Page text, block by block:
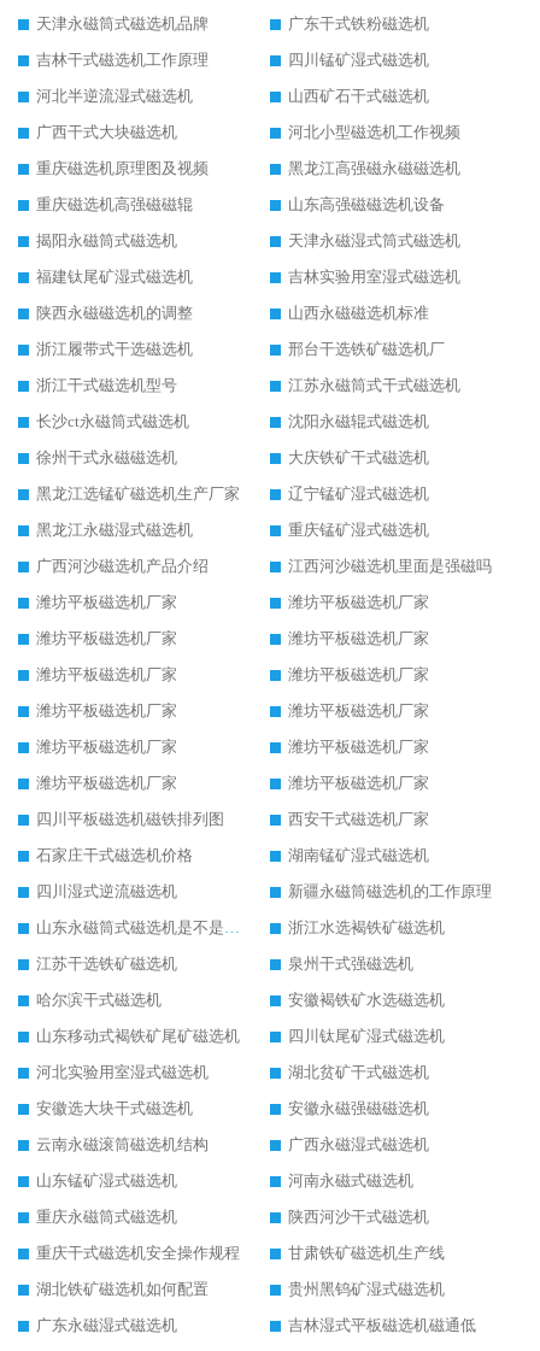
天津永磁筒式磁选机品牌
广东干式铁粉磁选机
吉林干式磁选机工作原理
四川锰矿湿式磁选机
河北半逆流湿式磁选机
山西矿石干式磁选机
广西干式大块磁选机
河北小型磁选机工作视频
重庆磁选机原理图及视频
黑龙江高强磁永磁磁选机
重庆磁选机高强磁磁辊
山东高强磁磁选机设备
揭阳永磁筒式磁选机
天津永磁湿式筒式磁选机
福建钛尾矿湿式磁选机
吉林实验用室湿式磁选机
陕西永磁磁选机的调整
山西永磁磁选机标准
浙江履带式干选磁选机
邢台干选铁矿磁选机厂
浙江干式磁选机型号
江苏永磁筒式干式磁选机
长沙ct永磁筒式磁选机
沈阳永磁辊式磁选机
徐州干式永磁磁选机
大庆铁矿干式磁选机
黑龙江选锰矿磁选机生产厂家
辽宁锰矿湿式磁选机
黑龙江永磁湿式磁选机
重庆锰矿湿式磁选机
广西河沙磁选机产品介绍
江西河沙磁选机里面是强磁吗
潍坊平板磁选机厂家
潍坊平板磁选机厂家
潍坊平板磁选机厂家
潍坊平板磁选机厂家
潍坊平板磁选机厂家
潍坊平板磁选机厂家
潍坊平板磁选机厂家
潍坊平板磁选机厂家
潍坊平板磁选机厂家
潍坊平板磁选机厂家
潍坊平板磁选机厂家
潍坊平板磁选机厂家
四川平板磁选机磁铁排列图
西安干式磁选机厂家
石家庄干式磁选机价格
湖南锰矿湿式磁选机
四川湿式逆流磁选机
新疆永磁筒磁选机的工作原理
山东永磁筒式磁选机是不是强磁
浙江水选褐铁矿磁选机
江苏干选铁矿磁选机
泉州干式强磁选机
哈尔滨干式磁选机
安徽褐铁矿水选磁选机
山东移动式褐铁矿尾矿磁选机
四川钛尾矿湿式磁选机
河北实验用室湿式磁选机
湖北贫矿干式磁选机
安徽选大块干式磁选机
安徽永磁强磁磁选机
云南永磁滚筒磁选机结构
广西永磁湿式磁选机
山东锰矿湿式磁选机
河南永磁式磁选机
重庆永磁筒式磁选机
陕西河沙干式磁选机
重庆干式磁选机安全操作规程
甘肃铁矿磁选机生产线
湖北铁矿磁选机如何配置
贵州黑钨矿湿式磁选机
广东永磁湿式磁选机
吉林湿式平板磁选机磁通低